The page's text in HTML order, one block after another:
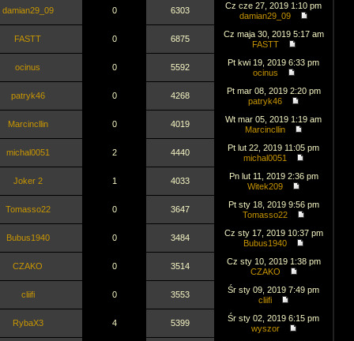
damian29_09 0 6303
Cz cze 27, 2019 1:10 pm
damian29_09
FASTT 0 6875
Cz maja 30, 2019 5:17 am
FASTT
ocinus 0 5592
Pt kwi 19, 2019 6:33 pm
ocinus
patryk46 0 4268
Pt mar 08, 2019 2:20 pm
patryk46
Marcincllin 0 4019
Wt mar 05, 2019 1:19 am
Marcincllin
michal0051 2 4440
Pt lut 22, 2019 11:05 pm
michal0051
Joker 2 1 4033
Pn lut 11, 2019 2:36 pm
Witek209
Tomasso22 0 3647
Pt sty 18, 2019 9:56 pm
Tomasso22
Bubus1940 0 3484
Cz sty 17, 2019 10:37 pm
Bubus1940
CZAKO 0 3514
Cz sty 10, 2019 1:38 pm
CZAKO
cliifi 0 3553
Śr sty 09, 2019 7:49 pm
cliifi
RybaX3 4 5399
Śr sty 02, 2019 6:15 pm
wyszor